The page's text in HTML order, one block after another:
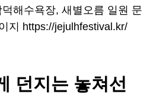
해수욕장, 새별오름 일원 문
지 https://jejulhfestival.kr/
던지는 놓쳐선